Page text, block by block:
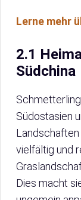
Lerne mehr
2.1
Südchina
Südostasien
Landschaften
vielfältig und
Dies macht